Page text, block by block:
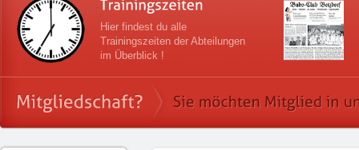
Hier findest du alle
Trainingszeiten der Abteilungen
im Überblick !